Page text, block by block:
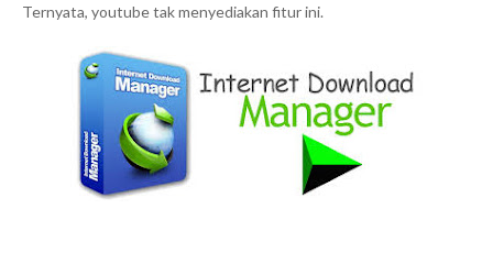
Ternyata, youtube tak menyediakan fitur ini.